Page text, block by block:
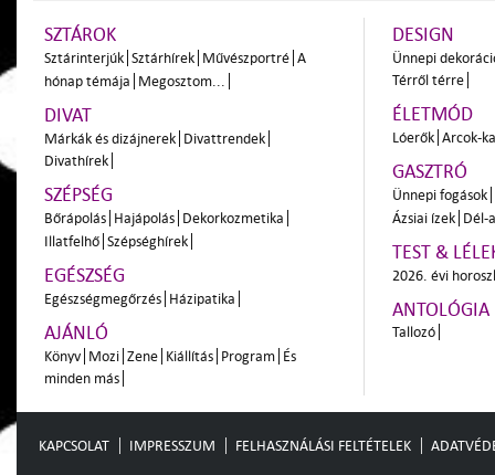
SZTÁROK
Sztárinterjúk Sztárhírek Művészportré A
hónap témája Megosztom...
DIVAT
Márkák és dizájnerek Divattrendek
Divathírek
SZÉPSÉG
Bőrápolás Hajápolás Dekorkozmetika
Illatfelhő Szépséghírek
EGÉSZSÉG
Egészségmegőrzés Házipatika
AJÁNLÓ
Könyv Mozi Zene Kiállítás Program És
minden más
DESIGN
Ünnepi
Térről térre
ÉLETMÓD
Lóerők Arcok-
GASZTRÓ
Ünnepi fogások
Ázsiai ízek Dél-
TEST &
2026. évi
ANTOLÓGIA
Tallozó
KAPCSOLAT IMPRESSZUM FELHASZNÁLÁSI FELTÉTELEK